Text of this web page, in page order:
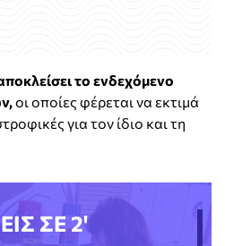
το ενδεχόμενο
οι οποίες φέρεται να εκτιμά
για τον ίδιο και τη
ΣΕ 2'